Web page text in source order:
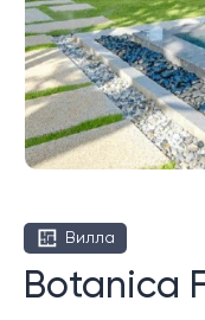
Вилла
Botanica